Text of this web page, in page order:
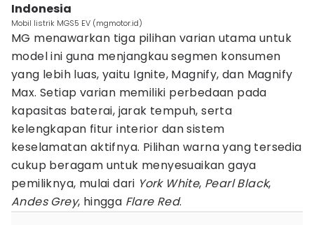
Indonesia
Mobil listrik MGS5 EV (mgmotor.id)
MG menawarkan tiga pilihan varian utama untuk
model ini guna menjangkau segmen konsumen
yang lebih luas, yaitu Ignite, Magnify, dan Magnify
Max. Setiap varian memiliki perbedaan pada
kapasitas baterai, jarak tempuh, serta
kelengkapan fitur interior dan sistem
keselamatan aktifnya. Pilihan warna yang tersedia
cukup beragam untuk menyesuaikan gaya
pemiliknya, mulai dari York White, Pearl Black,
Andes Grey, hingga Flare Red.